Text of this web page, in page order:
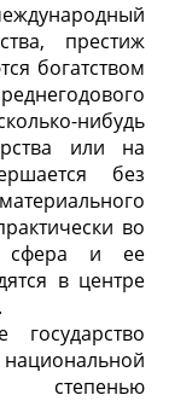
престиж
богатством
нибудь
или на
без
во
сфера и ее
в центре
степенью